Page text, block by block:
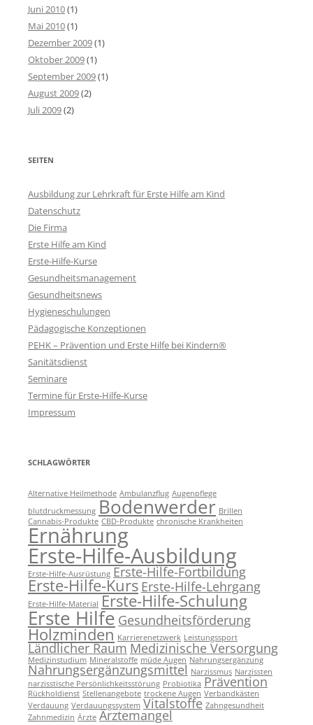
Juni 2010(1)
Mai 2010(1)
Dezember 2009(1)
Oktober 2009(1)
September 2009(1)
August 2009(2)
Juli 2009(2)
SEITEN
Ausbildung zur Lehrkraft für Erste Hilfe am Kind
Datenschutz
Die Firma
Erste Hilfe am Kind
Erste-Hilfe-Kurse
Gesundheitsmanagement
Gesundheitsnews
Hygieneschulungen
Pädagogische Konzeptionen
PEHK – Prävention und Erste Hilfe bei Kindern®
Sanitätsdienst
Seminare
Termine für Erste-Hilfe-Kurse
Impressum
SCHLAGWÖRTER
Alternative Heilmethode Ambulanzflug Augenpflege
blutdruckmessung Bodenwerder Brillen
Cannabis-Produkte CBD-Produkte chronische Krankheiten
Ernährung
Erste-Hilfe-Ausbildung
Erste-Hilfe-Ausrüstung Erste-Hilfe-Fortbildung
Erste-Hilfe-Kurs Erste-Hilfe-Lehrgang
Erste-Hilfe-Material Erste-Hilfe-Schulung
Erste Hilfe Gesundheitsförderung
Holzminden Karrierenetzwerk Leistungssport
Ländlicher Raum Medizinische Versorgung
Medizinstudium Mineralstoffe müde Augen Nahrungsergänzung
Nahrungsergänzungsmittel Narzissmus Narzissten
narzisstische Persönlichkeitsstörung Probiotika Prävention
Rückholdienst Stellenangebote trockene Augen Verbandkästen
Verdauung Verdauungssystem Vitalstoffe Zahngesundheit
Zahnmedizin Ärzte Ärztemangel